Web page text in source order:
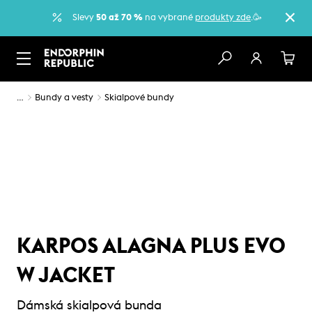
Slevy 50 až 70 % na vybrané produkty zde.🥳
… Bundy a vesty Skialpové bundy
KARPOS ALAGNA PLUS EVO
W JACKET
Dámská skialpová bunda